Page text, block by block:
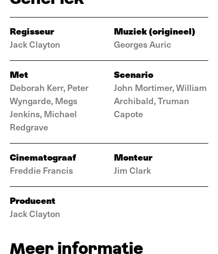
Regisseur
Jack Clayton
Muziek (origineel)
Georges Auric
Met
Deborah Kerr, Peter
Wyngarde, Megs
Jenkins, Michael
Redgrave
Scenario
John Mortimer, William
Archibald, Truman
Capote
Cinematograaf
Freddie Francis
Monteur
Jim Clark
Producent
Jack Clayton
Meer informatie